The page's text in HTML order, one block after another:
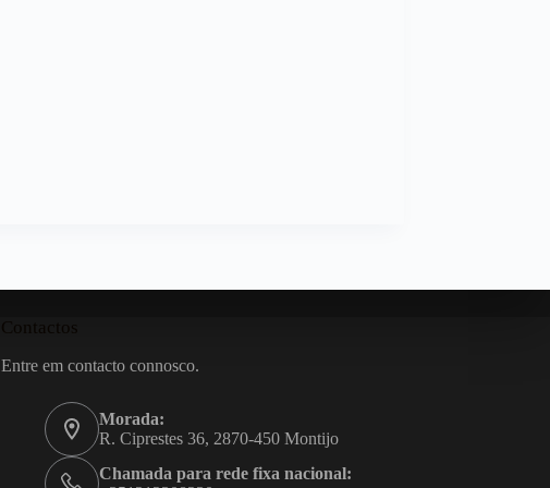
Contactos
Entre em contacto connosco.
Morada:
R. Ciprestes 36, 2870-450 Montijo
Chamada para rede fixa nacional: